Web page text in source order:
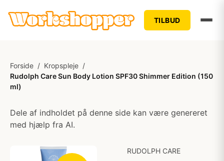
TILBUD
Forside / Kropspleje /
Rudolph Care Sun Body Lotion SPF30 Shimmer Edition (150
ml)
Dele af indholdet på denne side kan være genereret
med hjælp fra AI.
RUDOLPH CARE